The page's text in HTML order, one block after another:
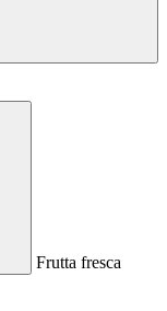
Frutta fresca